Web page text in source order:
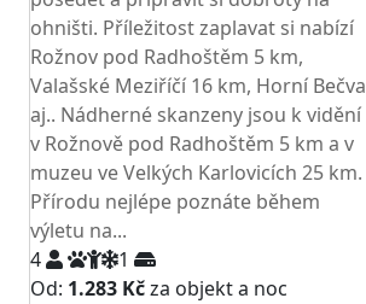
ohništi. Příležitost zaplavat si nabízí
Rožnov pod Radhoštěm 5 km,
Valašské Meziříčí 16 km, Horní Bečva
aj.. Nádherné skanzeny jsou k vidění
v Rožnově pod Radhoštěm 5 km a v
muzeu ve Velkých Karlovicích 25 km.
Přírodu nejlépe poznáte během
výletu na...
4
1
Od: 1.283 Kčza objekt a noc